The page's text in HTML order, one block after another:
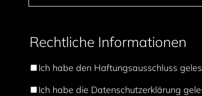
Rechtliche Informationen
Ich habe den Haftungsausschluss
Ich habe die Datenschutzerklärung